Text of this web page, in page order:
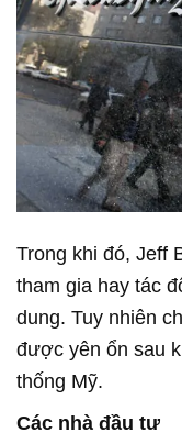
Trong khi đó, Jeff
tham gia hay tác
dung. Tuy nhiên
được yên ổn sau
thống Mỹ.
Các nhà đầu tư